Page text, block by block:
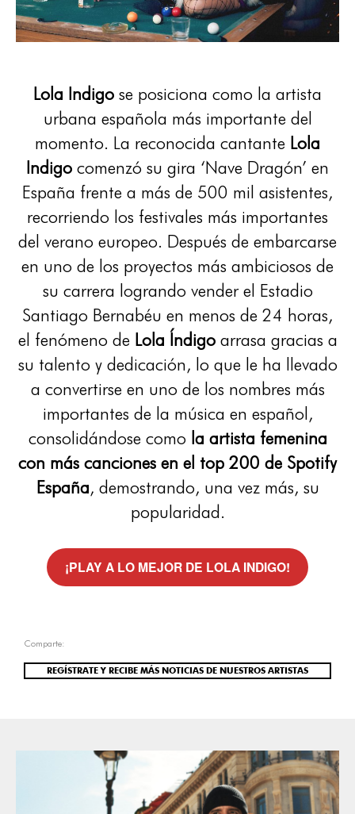
Lola Indigo se posiciona como la artista
urbana española más importante del
momento. La reconocida cantante Lola
Indigo comenzó su gira ‘Nave Dragón’ en
España frente a más de 500 mil asistentes,
recorriendo los festivales más importantes
del verano europeo. Después de embarcarse
en uno de los proyectos más ambiciosos de
su carrera logrando vender el Estadio
Santiago Bernabéu en menos de 24 horas,
el fenómeno de Lola Índigoarrasa gracias a
su talento y dedicación, lo que le ha llevado
a convertirse en uno de los nombres más
importantes de la música en español,
consolidándose como la artista femenina
con más canciones en el top 200 de Spotify
España, demostrando, una vez más, su
popularidad.
¡PLAY A LO MEJOR DE LOLA INDIGO!
Comparte:
REGÍSTRATE Y RECIBE MÁS NOTICIAS DE NUESTROS ARTISTAS